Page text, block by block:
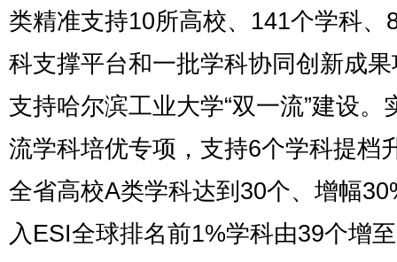
类精准支持10所高校、141个学科、
科支撑平台和一批学科协同创新成
支持哈尔滨工业大学“双一流”建设。
流学科培优专项，支持6个学科提档
全省高校A类学科达到30个、增幅
入ESI全球排名前1%学科由39个增